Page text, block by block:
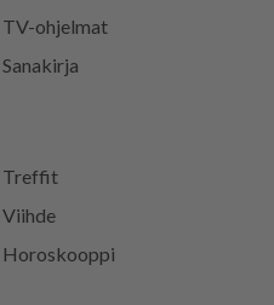
Treffit
Viihde
Horoskooppi
TV-ohjelmat
Sanakirja